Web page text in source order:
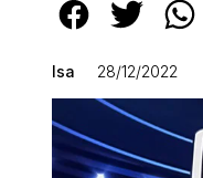
Isa 28/12/2022